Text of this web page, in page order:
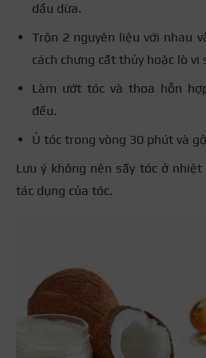
dầu dừa.
Trộn 2 nguyên liệu với nhau
cách chưng cất thủy hoặc lò vi
Làm ướt tóc và thoa hỗn
đều.
Ủ tóc trong vòng 30 phút và
Lưu ý không nên sấy tóc ở
tác dụng của tóc.